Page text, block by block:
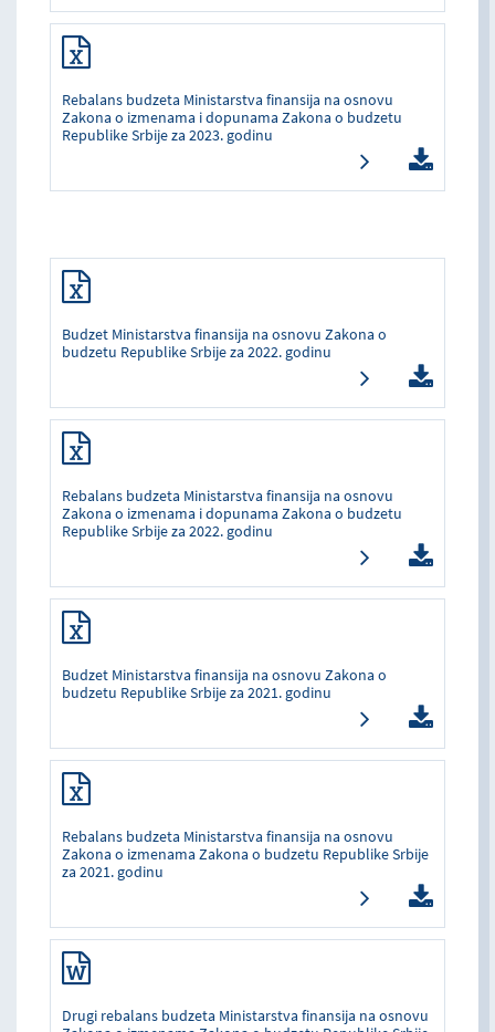
Rebalans budzeta Ministarstva finansija na osnovu
Zakona o izmenama i dopunama Zakona o budzetu
Republike Srbije za 2023. godinu
Budzet Ministarstva finansija na osnovu Zakona o
budzetu Republike Srbije za 2022. godinu
Rebalans budzeta Ministarstva finansija na osnovu
Zakona o izmenama i dopunama Zakona o budzetu
Republike Srbije za 2022. godinu
Budzet Ministarstva finansija na osnovu Zakona o
budzetu Republike Srbije za 2021. godinu
Rebalans budzeta Ministarstva finansija na osnovu
Zakona o izmenama Zakona o budzetu Republike Srbije
za 2021. godinu
Drugi rebalans budzeta Ministarstva finansija na osnovu